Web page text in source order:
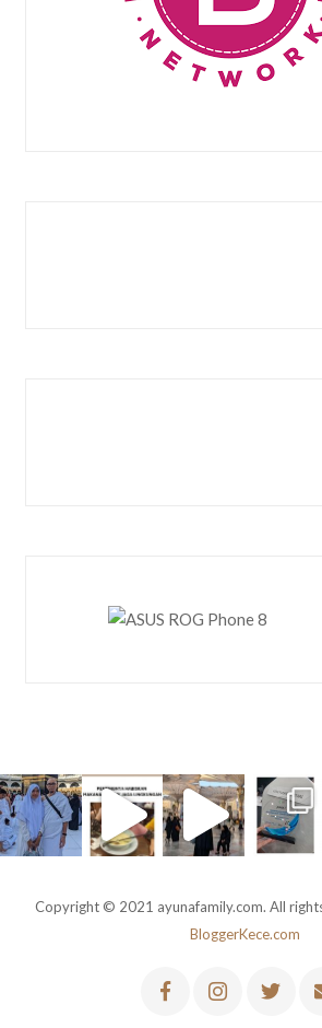
Copyright © 2021 ayunafamily.com. All
BloggerKece.com